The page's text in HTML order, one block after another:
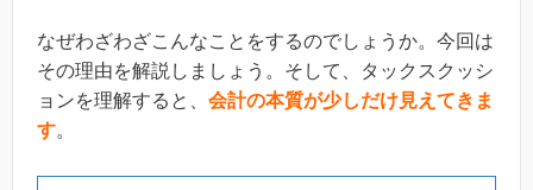
なぜわざわざこんなことをするのでしょうか。今回は
その理由を解説しましょう。そして、タックスクッシ
ョンを理解すると、 会計の本質が少しだけ見えてきま
す。